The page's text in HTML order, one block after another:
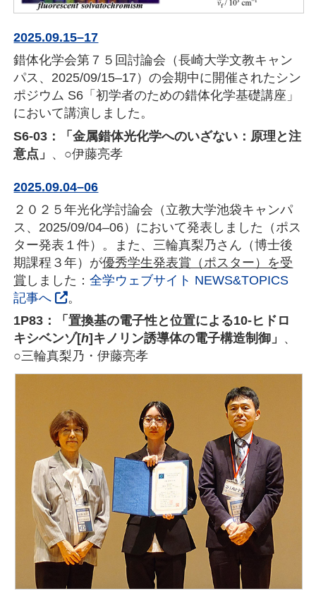
2025.09.15–17
錯体化学会第７５回討論会（長崎大学文教キャン
パス、2025/09/15–17）の会期中に開催されたシン
ポジウム S6「初学者のための錯体化学基礎講座」
において講演しました。
S6-03：「金属錯体光化学へのいざない：原理と注
意点」 、○伊藤亮孝
2025.09.04–06
２０２５年光化学討論会（立教大学池袋キャンパ
ス、2025/09/04–06）において発表しました（ポス
ター発表１件）。また、三輪真梨乃さん（博士後
期課程３年）が優秀学生発表賞（ポスター）を受
賞 しました：全学ウェブサイト NEWS&TOPICS
記事へ
。
1P83：「置換基の電子性と位置による10-ヒドロ
キシベンゾ[h]キノリン誘導体の電子構造制御」 、
○三輪真梨乃・伊藤亮孝